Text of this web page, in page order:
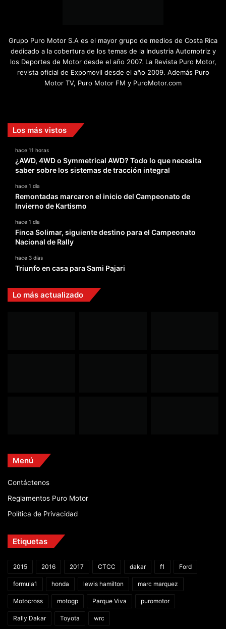
Grupo Puro Motor S.A es el mayor grupo de medios de Costa Rica
dedicado a la cobertura de los temas de la Industria Automotriz y
los Deportes de Motor desde el año 2007. La Revista Puro Motor,
revista oficial de Expomovil desde el año 2009. Además Puro
Motor TV, Puro Motor FM y PuroMotor.com
Los más vistos
hace 11 horas
¿AWD, 4WD o Symmetrical AWD? Todo lo que necesita
saber sobre los sistemas de tracción integral
hace 1 día
Remontadas marcaron el inicio del Campeonato de
Invierno de Kartismo
hace 1 día
Finca Solimar, siguiente destino para el Campeonato
Nacional de Rally
hace 3 días
Triunfo en casa para Sami Pajari
Lo más actualizado
Menú
Contáctenos
Reglamentos Puro Motor
Política de Privacidad
Etiquetas
2015 2016 2017 CTCC dakar f1 Ford
formula1 honda lewis hamilton marc marquez
Motocross motogp Parque Viva puromotor
Rally Dakar Toyota wrc